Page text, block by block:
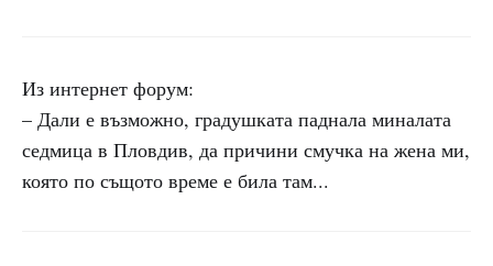
Из интернет форум:
– Дали е възможно, градушката паднала миналата
седмица в Пловдив, да причини смучка на жена ми,
която по същото време е била там...